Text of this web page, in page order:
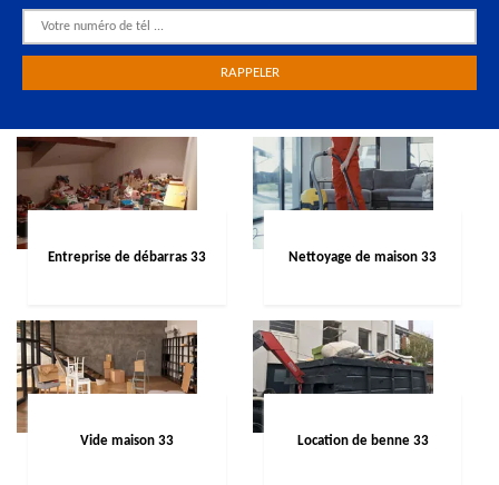
Entreprise de débarras 33 Nettoyage de maison 33
Vide maison 33 Location de benne 33